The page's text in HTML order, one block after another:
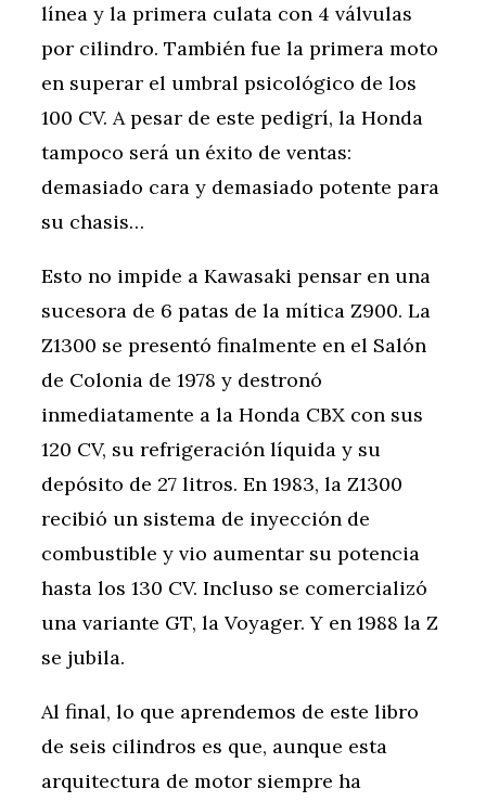
línea y la primera culata con 4 válvulas
por cilindro. También fue la primera moto
en superar el umbral psicológico de los
100 CV. A pesar de este pedigrí, la Honda
tampoco será un éxito de ventas:
demasiado cara y demasiado potente para
su chasis…
Esto no impide a Kawasaki pensar en una
sucesora de 6 patas de la mítica Z900. La
Z1300 se presentó finalmente en el Salón
de Colonia de 1978 y destronó
inmediatamente a la Honda CBX con sus
120 CV, su refrigeración líquida y su
depósito de 27 litros. En 1983, la Z1300
recibió un sistema de inyección de
combustible y vio aumentar su potencia
hasta los 130 CV. Incluso se comercializó
una variante GT, la Voyager. Y en 1988 la Z
se jubila.
Al final, lo que aprendemos de este libro
de seis cilindros es que, aunque esta
arquitectura de motor siempre ha